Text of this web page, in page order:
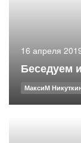
16 апреля
Беседуем
МаксиМ